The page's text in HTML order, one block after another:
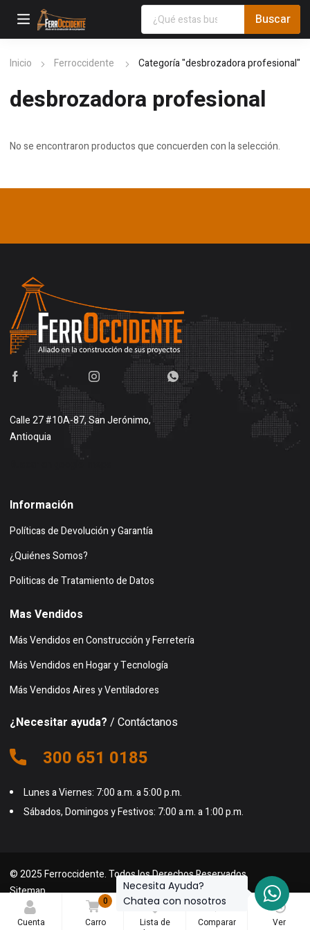
Cuenta
0
Carro
0
Lista de
Comparar
Ver
Inicio Ferroccidente Categoría "desbrozadora profesional"
desbrozadora profesional
No se encontraron productos que concuerden con la selección.
Calle 27 #10A-87, San Jerónimo,
Antioquia
Información
Políticas de Devolución y Garantía
¿Quiénes Somos?
Politicas de Tratamiento de Datos
Mas Vendidos
Más Vendidos en Construcción y Ferretería
Más Vendidos en Hogar y Tecnología
Más Vendidos Aires y Ventiladores
¿Necesitar ayuda? / Contáctanos
300 651 0185
Lunes a Viernes: 7:00 a.m. a 5:00 p.m.
Sábados, Domingos y Festivos: 7:00 a.m. a 1:00 p.m.
© 2025 Ferroccidente. Todos los Derechos Reservados.
Sitemap
Necesita Ayuda?
Chatea con nosotros